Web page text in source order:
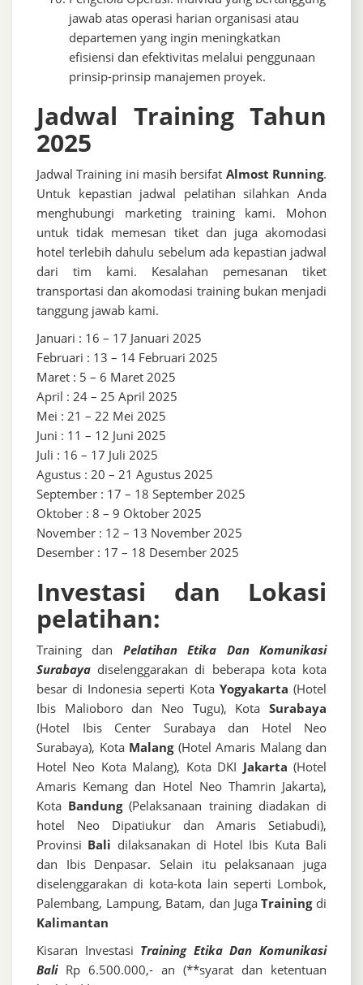
jawab atas operasi harian organisasi atau
departemen yang ingin meningkatkan
efisiensi dan efektivitas melalui penggunaan
prinsip-prinsip manajemen proyek.
Jadwal Training Tahun
2025
Jadwal Training ini masih bersifat Almost Running.
Untuk kepastian jadwal pelatihan silahkan Anda
menghubungi marketing training kami. Mohon
untuk tidak memesan tiket dan juga akomodasi
hotel terlebih dahulu sebelum ada kepastian jadwal
dari tim kami. Kesalahan pemesanan tiket
transportasi dan akomodasi training bukan menjadi
tanggung jawab kami.
Januari : 16 – 17 Januari 2025
Februari : 13 – 14 Februari 2025
Maret : 5 – 6 Maret 2025
April : 24 – 25 April 2025
Mei : 21 – 22 Mei 2025
Juni : 11 – 12 Juni 2025
Juli : 16 – 17 Juli 2025
Agustus : 20 – 21 Agustus 2025
September : 17 – 18 September 2025
Oktober : 8 – 9 Oktober 2025
November : 12 – 13 November 2025
Desember : 17 – 18 Desember 2025
Investasi dan Lokasi
pelatihan:
Training dan Pelatihan Etika Dan Komunikasi
Surabaya diselenggarakan di beberapa kota kota
besar di Indonesia seperti Kota Yogyakarta (Hotel
Ibis Malioboro dan Neo Tugu), Kota Surabaya
(Hotel Ibis Center Surabaya dan Hotel Neo
Surabaya), Kota Malang(Hotel Amaris Malang dan
Hotel Neo Kota Malang), Kota DKI Jakarta (Hotel
Amaris Kemang dan Hotel Neo Thamrin Jakarta),
Kota Bandung(Pelaksanaan training diadakan di
hotel Neo Dipatiukur dan Amaris Setiabudi),
Provinsi Bali dilaksanakan di Hotel Ibis Kuta Bali
dan Ibis Denpasar. Selain itu pelaksanaan juga
diselenggarakan di kota-kota lain seperti Lombok,
Palembang, Lampung, Batam, dan JugaTrainingdi
Kalimantan
Kisaran Investasi Training Etika Dan Komunikasi
Bali Rp 6.500.000,- an (**syarat dan ketentuan